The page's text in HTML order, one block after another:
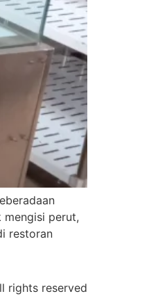
mengisi perut,
restoran
rights reserved